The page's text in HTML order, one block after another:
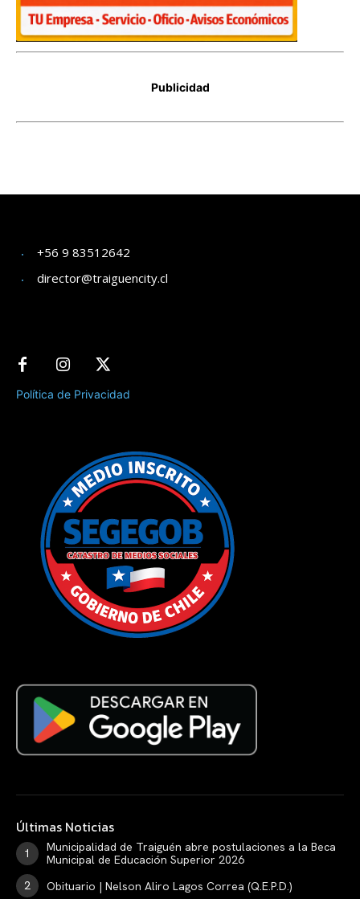
+56 9 83512642
director@traiguencity.cl
Política de Privacidad
Últimas Noticias
Municipalidad de Traiguén abre postulaciones a la Beca
Municipal de Educación Superior 2026
Obituario | Nelson Aliro Lagos Correa (Q.E.P.D.)